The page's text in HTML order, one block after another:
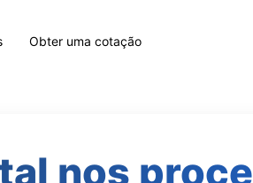
Obter uma cotação
nos